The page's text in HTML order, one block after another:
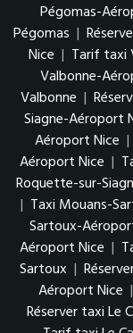
Pégomas-
Pégomas |
Nice | Tarif taxi
Valbonne-
Valbonne |
Siagne-Aéroport
Aéroport Nice |
Aéroport Nice |
Roquette-sur-
| Taxi Mouans-
Sartoux-
Aéroport Nice |
Sartoux |
Aéroport Nice |
Réserver taxi Le